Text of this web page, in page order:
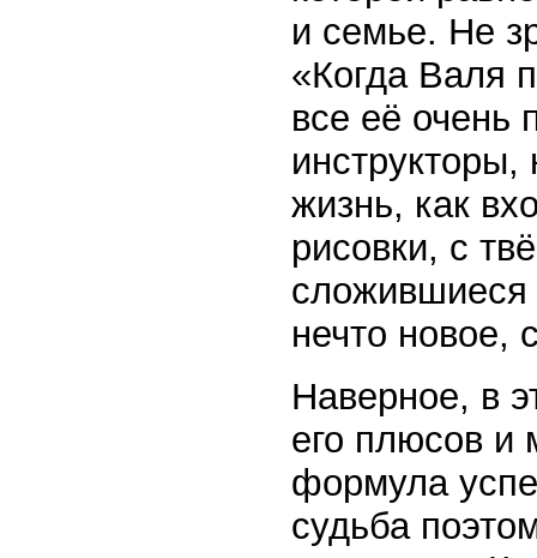
и семье. Не
«Когда Валя
все её очень
жизнь, как
рисовки, с
сложившиеся
нечто новое,
Наверное, в
его плюсов и
формула
судьба